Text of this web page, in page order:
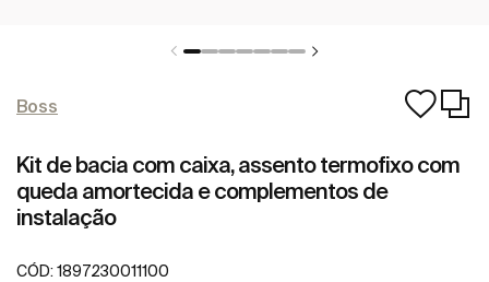
Boss
Kit de bacia com caixa, assento termofixo com
queda amortecida e complementos de
instalação
CÓD: 1897230011100